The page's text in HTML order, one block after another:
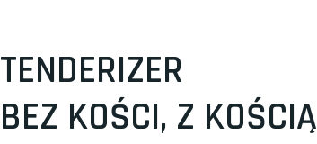
TENDERIZER
BEZ KOŚCI, Z KOŚCIĄ